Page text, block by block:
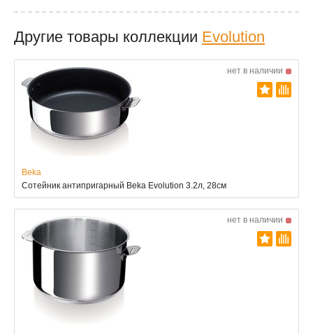
Другие товары коллекции Evolution
нет в наличии
Beka
Сотейник антипригарный Beka Evolution 3.2л, 28см
нет в наличии